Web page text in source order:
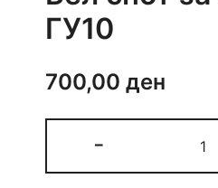
ГУ10
700,00 ден
-
за